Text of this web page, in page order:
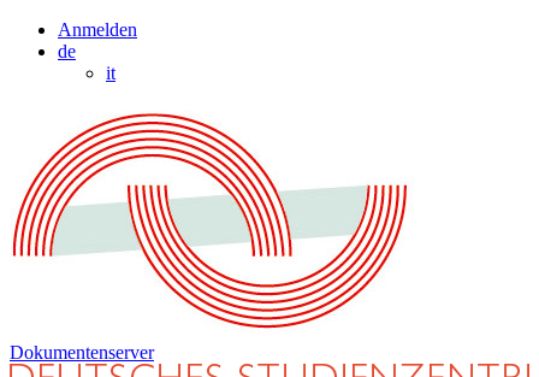
Anmelden
de
it
Dokumentenserver